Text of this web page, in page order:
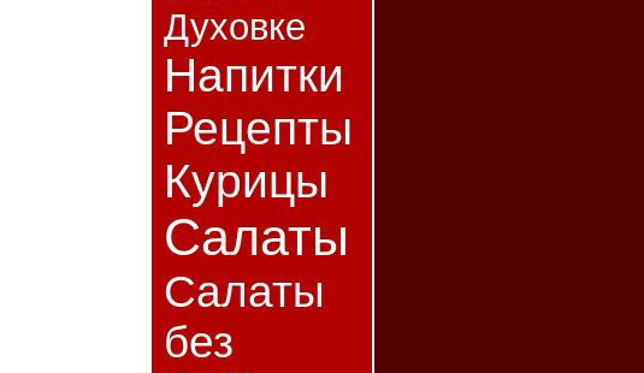
Духовке
Напитки
Рецепты
Курицы
Салаты
Салаты
без